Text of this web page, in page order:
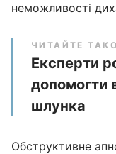
неможливості
ЧИТАЙТЕ
Експерти
допомогти
шлунка
Обструктивне